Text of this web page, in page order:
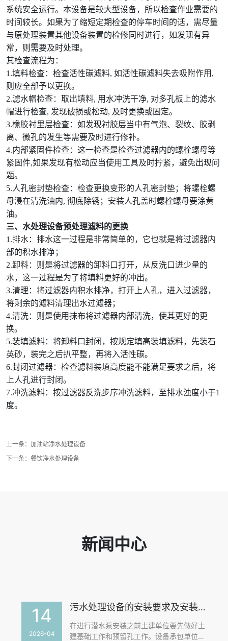
系统安全运行。本设备是较大型设备，所以检查作业需要的
时间较长。如果为了缩短定期检查的停车时间的话，需尽量
与原处理装置其他设备装置的检修同时进行，如发现有异
常，则需要及时处理。
其检查流程为：
1.填料检查：检查活性碳滤料, 如活性碳滤料失去吸附作用,
则应全部予以更换。
2.滤水帽检查：取出填料, 用水冲洗干净, 对多孔板上的滤水
帽进行检查, 发现破损或松动, 及时更换或固定。
3.橡胶衬里层检查：如发现衬胶层当中有气泡、裂纹、胶剥
离、微孔的发生等需要及时进行修补。
4.内部紧固件检查：这一检查是检查过滤器内的螺栓螺母等
紧固件,如果发现有松动应当使用工具及时拧紧，避免出现问
题。
5.人孔密封垫检查：检查更换变形的人孔密封垫；将螺栓螺
母浸在清洗油内, 彻底除锈；安装人孔盖时螺栓螺母要涂黄
油。
三、水处理设备预处理滤料的更换
1.排水：排水这一过程是非常简单的，它也就是将过滤器内
部的积水排净；
2.卸料：则是将过滤器的卸料口打开，从反洗口进少量的
水，这一过程是为了将填料更好的冲出。
3.清理：将过滤器内积水排净，打开上人孔，进入过滤器，
将剩余的滤料清理出水过滤器；
4.清洗：则是使用抹布将过滤器内部清洗，使其更好的更
换。
5.装填滤料：将卸料口封闭，按规定填高装填滤料，先装石
英砂，装完之后扒平整，再将入活性碳。
6.封闭过滤器：检查滤料装填高度能不能满足要求之后，将
上人孔进行封闭。
7.冲洗滤料：按过滤器反洗步序冲洗滤料，至排水浊度小于1
度。
上一条： 加油站净水处理设备
下一条： 餐饮净水处理设备
新闻中心
14
2026-04
污水处理设备的安装要求及安装质量控制要点
在进行潜水泵安装之前土建单位要先做好土
建基础工作和预留孔工作。设备承包单位则